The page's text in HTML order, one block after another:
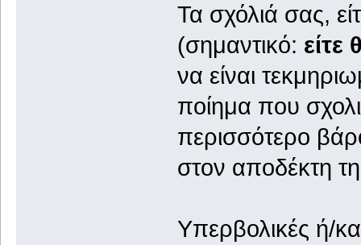
Τα σχόλιά σας,
(σημαντικό: είτε
να είναι
ποίημα που
περισσότερο
στον αποδέκτη
Υπερβολικές ή/